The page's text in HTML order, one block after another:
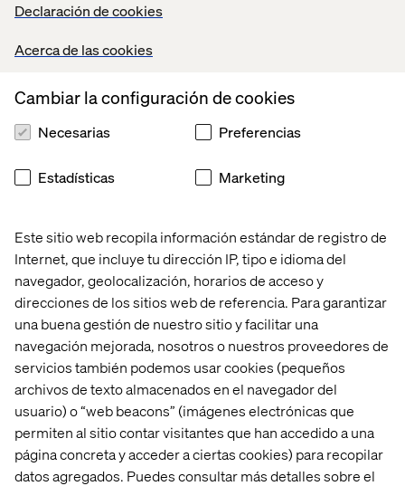
Declaración de cookies
Acerca de las cookies
Este sitio web recopila información estándar de registro de
Internet, que incluye tu dirección IP, tipo e idioma del
navegador, geolocalización, horarios de acceso y
direcciones de los sitios web de referencia. Para garantizar
una buena gestión de nuestro sitio y facilitar una
navegación mejorada, nosotros o nuestros proveedores de
servicios también podemos usar cookies (pequeños
archivos de texto almacenados en el navegador del
usuario) o “web beacons” (imágenes electrónicas que
permiten al sitio contar visitantes que han accedido a una
página concreta y acceder a ciertas cookies) para recopilar
datos agregados. Puedes consultar más detalles sobre el
Cambiar la configuración de cookies
Necesarias Preferencias
Estadísticas Marketing
What you’ll take away
Practical ways to reduce fragmentation
Ideas to better connect your digital ecosystem
A clearer path from experimentation to measurable
Your presenter
Jared Johnson
Head of B2B Strategy, Americas